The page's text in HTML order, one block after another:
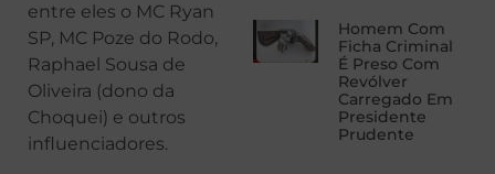
entre eles o MC Ryan
SP, MC Poze do Rodo,
Raphael Sousa de
Oliveira (dono da
Choquei) e outros
influenciadores.
Homem Com
Ficha Criminal
É Preso Com
Revólver
Carregado Em
Presidente
Prudente